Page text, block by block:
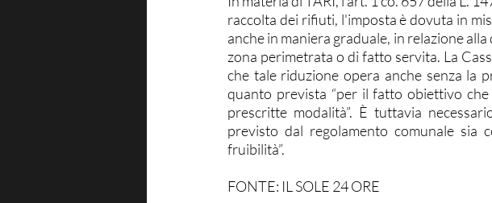
raccolta dei rifiuti, l'imposta è dovuta in
anche in maniera graduale, in relazione
zona perimetrata o di fatto servita. La
che tale riduzione opera anche senza la
quanto prevista “per il fatto obiettivo
prescritte modalità”. È tuttavia
previsto dal regolamento comunale sia
fruibilità”.
FONTE: IL SOLE 24 ORE